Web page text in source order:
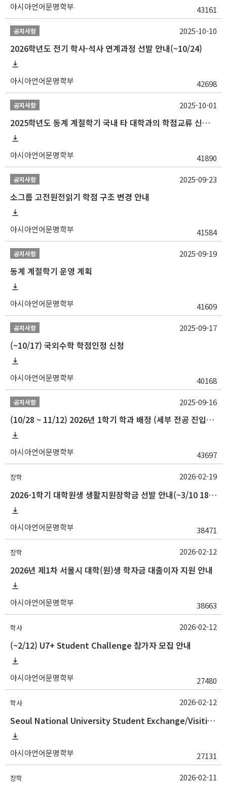
아시아언어문명학부 43161
공지사항
2026학년도 전기 학사·석사 연계과정 선발 안내(~10/24)
아시아언어문명학부 42698
2025-10-10
공지사항
2025학년도 동계 계절학기 국내 타 대학과의 학점교류 신청 안내
아시아언어문명학부 41890
2025-10-01
공지사항
소그룹 고전원전읽기 학점 구조 변경 안내
아시아언어문명학부 41584
2025-09-23
공지사항
동계 계절학기 운영 계획
아시아언어문명학부 41609
2025-09-19
공지사항
(~10/17) 국외수학 학점인정 신청
아시아언어문명학부 40168
2025-09-17
공지사항
(10/28 ~ 11/12) 2026년 1학기 학과 배정 (세부 전공 진입) 안내
아시아언어문명학부 43697
2025-09-16
장학
2026-1학기 대학원생 생활지원장학금 선발 안내(~3/10 18:00)
아시아언어문명학부 38471
2026-02-19
장학
2026년 제1차 서울시 대학(원)생 학자금 대출이자 지원 안내
아시아언어문명학부 38663
2026-02-12
학사
(~2/12) U7+ Student Challenge 참가자 모집 안내
아시아언어문명학부 27480
2026-02-12
학사
Seoul National University Student Exchange/Visiting Program Guideline (Fall 2026 Admission) / 2026학년도 2학기 국제교환방문학생 프로그램 선발 절차 안
아시아언어문명학부 27131
2026-02-12
장학 2026-02-11